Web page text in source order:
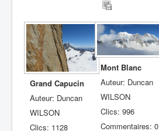
Grand Capucin
Auteur: Duncan
WILSON
Clics: 1128
Mont Blanc
Auteur: Duncan
WILSON
Clics: 996
Commentaires: 0